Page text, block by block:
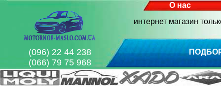
О нас
интернет магазин
(096) 22 44 238
(066) 79 75 968